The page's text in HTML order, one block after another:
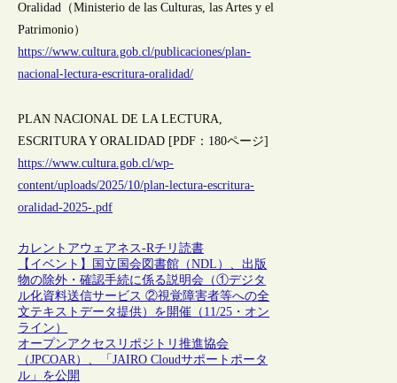
Oralidad（Ministerio de las Culturas, las Artes y el
Patrimonio）
https://www.cultura.gob.cl/publicaciones/plan-
nacional-lectura-escritura-oralidad/
PLAN NACIONAL DE LA LECTURA,
ESCRITURA Y ORALIDAD [PDF：180ページ]
https://www.cultura.gob.cl/wp-
content/uploads/2025/10/plan-lectura-escritura-
oralidad-2025-.pdf
カレントアウェアネス-Rチリ読書
【イベント】国立国会図書館（NDL）、出版
物の除外・確認手続に係る説明会（①デジタ
ル化資料送信サービス ②視覚障害者等への全
文テキストデータ提供）を開催（11/25・オン
ライン）
オープンアクセスリポジトリ推進協会
（JPCOAR）、「JAIRO Cloudサポートポータ
ル」を公開